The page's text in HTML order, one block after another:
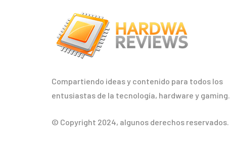
Compartiendo ideas y contenido para todos los
entusiastas de la tecnología, hardware y gaming.
© Copyright 2024, algunos derechos reservados.